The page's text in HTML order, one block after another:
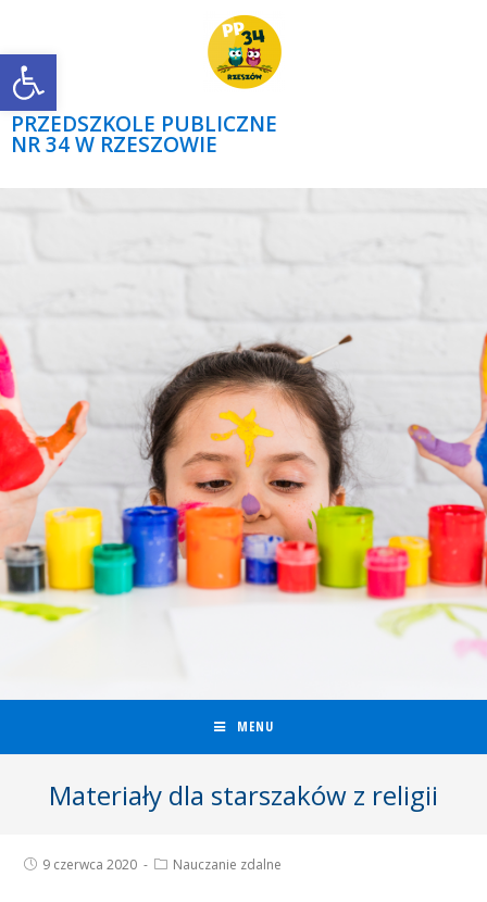
Open toolbar
PRZEDSZKOLE PUBLICZNE
NR 34 W RZESZOWIE
MENU
Materiały dla starszaków z religii
9 czerwca 2020 Nauczanie zdalne